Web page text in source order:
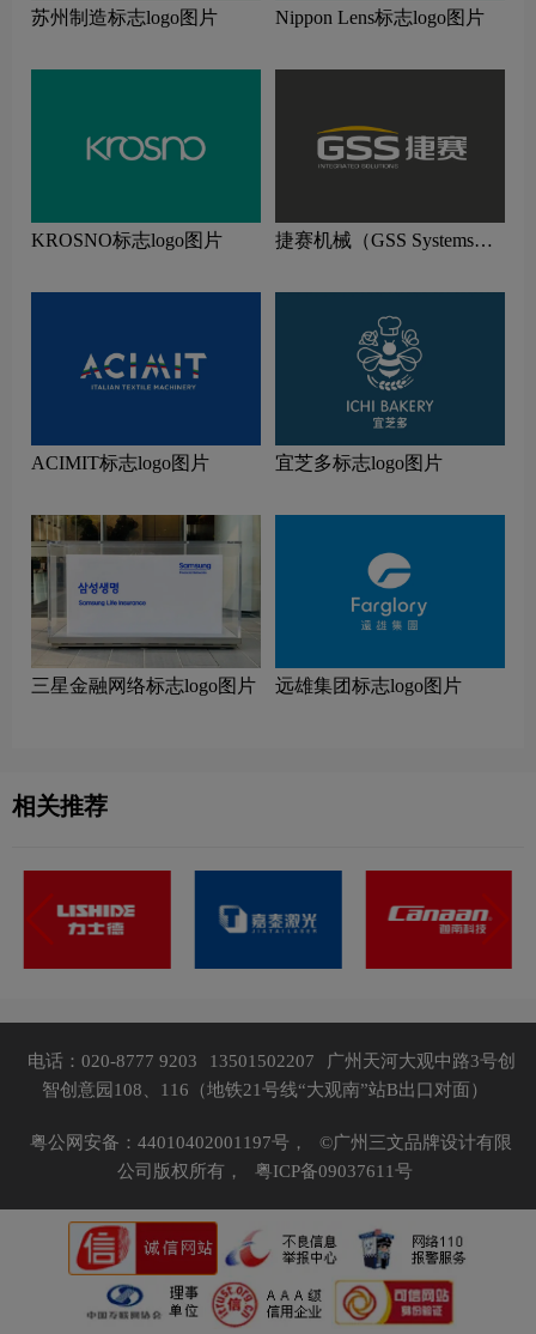
苏州制造标志logo图片 Nippon Lens标志logo图片
KROSNO标志logo图片
捷赛机械（GSS Systems）
ACIMIT标志logo图片 宜芝多标志logo图片
三星金融网络标志logo图片 远雄集团标志logo图片
相关推荐
电话：020-8777 9203 13501502207
广州天河大观中路3号创
智创意园108、116（地铁21号线“大观南”站B出口对面）
粤公网安备：44010402001197号，
©广州三文品牌设计有限
公司版权所有，
粤ICP备09037611号